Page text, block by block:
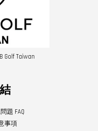
Golf Taiwan
題 FAQ
事項